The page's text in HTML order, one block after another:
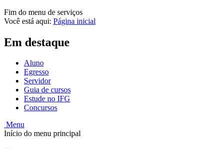
Fim do menu de serviços
Você está aqui: Página inicial
Em destaque
Aluno
Egresso
Servidor
Guia de cursos
Estude no IFG
Concursos
Menu
Início do menu principal